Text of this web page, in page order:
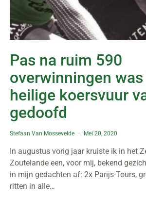
Pas na ruim 590
overwinningen
heilige koersvuur
gedoofd
Stefaan Van Mossevelde Mei 20, 2020
In augustus vorig jaar kruiste ik in het
Zoutelande een, voor mij, bekend
in mijn gedachten af: 2x Parijs-Tours,
ritten in alle…